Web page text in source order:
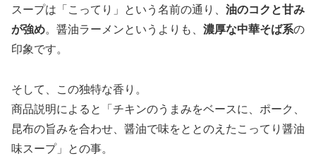
スープは「こってり」という名前の通り、 油のコクと甘み
が強め。醤油ラーメンというよりも、 濃厚な中華そば系の
印象です。
そして、この独特な香り。
商品説明によると「チキンのうまみをベースに、ポーク、
昆布の旨みを合わせ、醤油で味をととのえたこってり醤油
味スープ」との事。